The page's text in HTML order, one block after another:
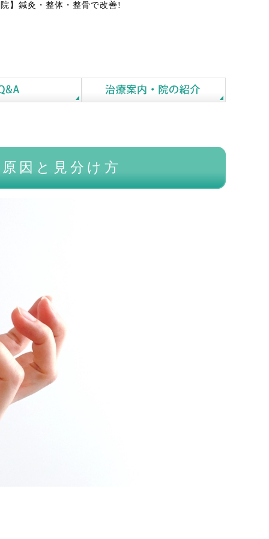
】鍼灸・整体・整骨で改善!
因と見分け方